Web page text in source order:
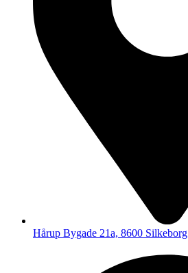
Hårup Bygade 21a, 8600 Silkeborg